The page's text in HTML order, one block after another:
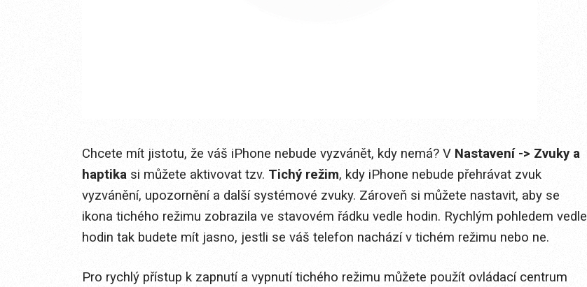
Chcete mít jistotu, že váš iPhone nebude vyzvánět, kdy nemá? V Nastavení -> Zvuky a
haptika si můžete aktivovat tzv. Tichý režim, kdy iPhone nebude přehrávat zvuk
vyzvánění, upozornění a další systémové zvuky. Zároveň si můžete nastavit, aby se
ikona tichého režimu zobrazila ve stavovém řádku vedle hodin. Rychlým pohledem vedle
hodin tak budete mít jasno, jestli se váš telefon nachází v tichém režimu nebo ne.
Pro rychlý přístup k zapnutí a vypnutí tichého režimu můžete použít ovládací centrum